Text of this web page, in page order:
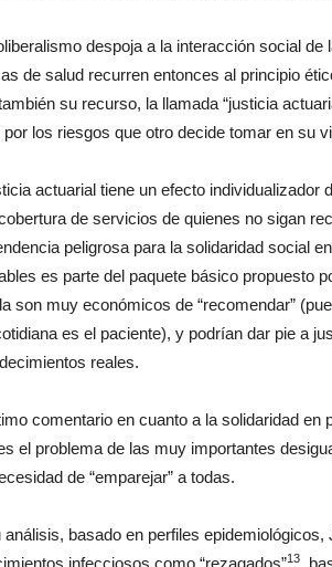
despoja a la interacción social
de salud recurren entonces al principio
su recurso, la llamada “justicia
por los riesgos que otro decide tomar en su
actuarial tiene un efecto
de servicios de quienes no sigan
peligrosa para la solidaridad social
es parte del paquete básico propuesto
son muy económicos de “recomendar”
es el paciente), y podrían dar pie a
reales.
comentario en cuanto a la solidaridad
el problema de las muy importantes
de “emparejar” a todas.
análisis, basado en perfiles
infecciosos como “rezagados”13 ,